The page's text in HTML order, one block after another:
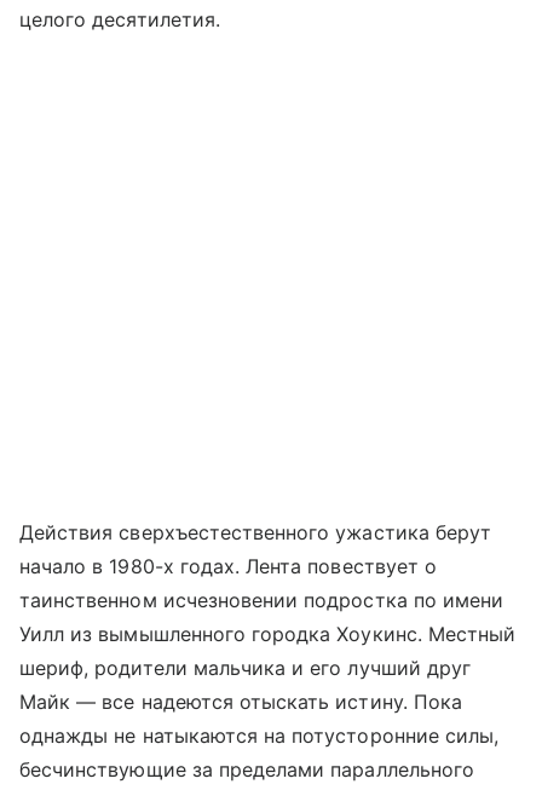
целого десятилетия.
Действия сверхъестественного ужастика берут
начало в 1980-х годах. Лента повествует о
таинственном исчезновении подростка по имени
Уилл из вымышленного городка Хоукинс. Местный
шериф, родители мальчика и его лучший друг
Майк — все надеются отыскать истину. Пока
однажды не натыкаются на потусторонние силы,
бесчинствующие за пределами параллельного